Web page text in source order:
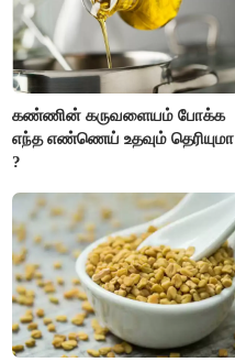
கண்ணின் கருவளையம் போக்க
எந்த எண்ணெய் உதவும் தெரியுமா
?